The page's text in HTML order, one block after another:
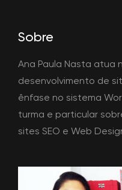
Sobre
Ana Paula Nasta atua
desenvolvimento de
ênfase no sistema
turma e particular
sites SEO e Web